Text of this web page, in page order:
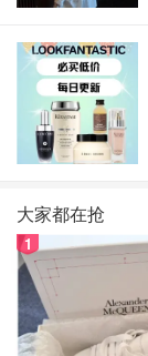
大家都在抢
1